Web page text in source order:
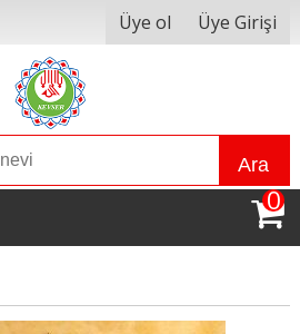
Üye ol Üye Girişi
Ara
0